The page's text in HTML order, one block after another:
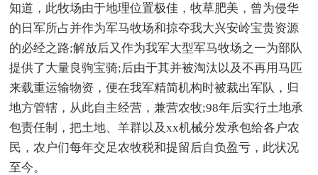
知道，此牧场由于地理位置极佳，牧草肥美，曾为侵华
的日军所占并作为军马牧场和掠夺我大兴安岭宝贵资源
的必经之路;解放后又作为我军大型军马牧场之一为部队
提供了大量良驹宝骑;后由于其并被淘汰以及不再用马匹
来载重运输物资，便在我军精简机构时被裁出军队，归
地方管辖，从此自主经营，兼营农牧;98年后实行土地承
包责任制，把土地、羊群以及xx机械分发承包给各户农
民，农户们每年交足农牧税和提留后自负盈亏，此状况
至今。